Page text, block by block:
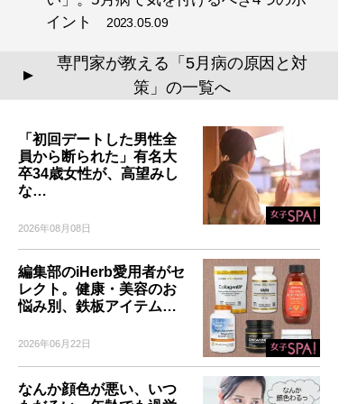
イント 2023.05.09
▲
専門家が教える「5月病の原因と対
策」の一覧へ
「初回デートした男性全
員から断られた」有名大
卒34歳女性が、高望みし
な…
2026年08月08日
編集部のiHerb愛用者がセ
レクト。健康・美容のお
悩み別、鉄板アイテム…
2026年06月22日
なんか顔色が悪い、いつ